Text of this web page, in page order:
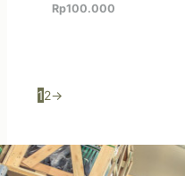
Rp100.000
12→